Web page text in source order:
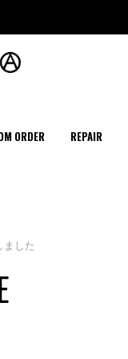
ORDER REPAIR
ました